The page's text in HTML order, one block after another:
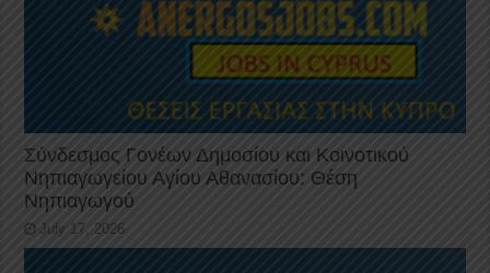
Σύνδεσμος Γονέων Δημοσίου και Κοινοτικού
Νηπιαγωγείου Αγίου Αθανασίου: Θέση
Νηπιαγωγού
July 17, 2026